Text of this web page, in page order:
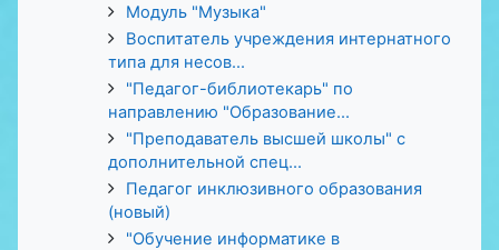
Модуль "Музыка"
Воспитатель учреждения интернатного
типа для несов...
"Педагог-библиотекарь" по
направлению "Образование...
"Преподаватель высшей школы" с
дополнительной спец...
Педагог инклюзивного образования
(новый)
"Обучение информатике в